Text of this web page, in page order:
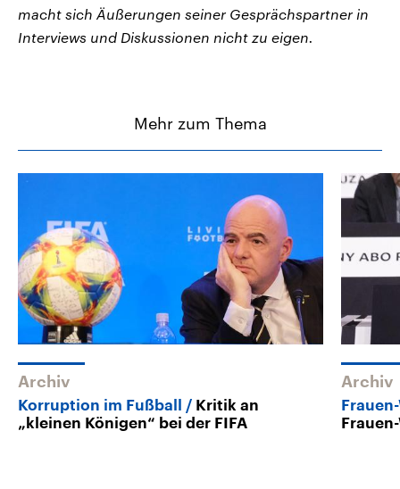
macht sich Äußerungen seiner Gesprächspartner in
Interviews und Diskussionen nicht zu eigen.
Mehr zum Thema
Archiv
Korruption im Fußball
Kritik an
„kleinen Königen“ bei der FIFA
Archiv